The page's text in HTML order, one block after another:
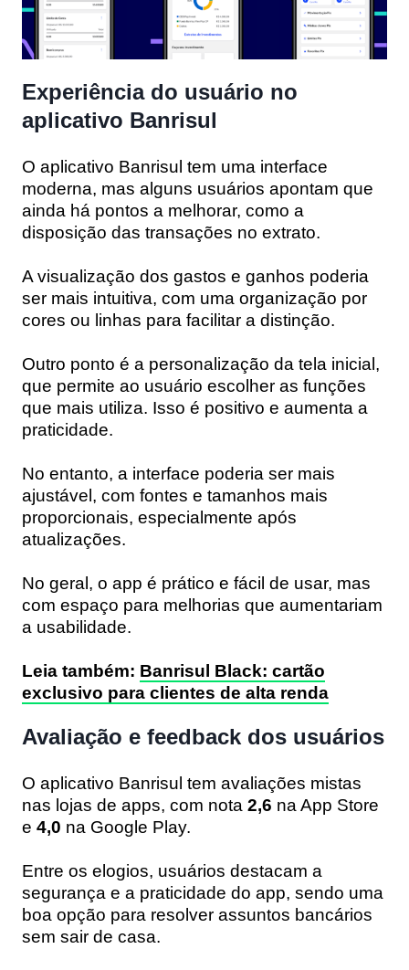
Experiência do usuário no
aplicativo Banrisul
O aplicativo Banrisul tem uma interface
moderna, mas alguns usuários apontam que
ainda há pontos a melhorar, como a
disposição das transações no extrato.
A visualização dos gastos e ganhos poderia
ser mais intuitiva, com uma organização por
cores ou linhas para facilitar a distinção.
Outro ponto é a personalização da tela inicial,
que permite ao usuário escolher as funções
que mais utiliza. Isso é positivo e aumenta a
praticidade.
No entanto, a interface poderia ser mais
ajustável, com fontes e tamanhos mais
proporcionais, especialmente após
atualizações.
No geral, o app é prático e fácil de usar, mas
com espaço para melhorias que aumentariam
a usabilidade.
Leia também: Banrisul Black: cartão
exclusivo para clientes de alta renda
Avaliação e feedback dos usuários
O aplicativo Banrisul tem avaliações mistas
nas lojas de apps, com nota 2,6 na App Store
e 4,0 na Google Play.
Entre os elogios, usuários destacam a
segurança e a praticidade do app, sendo uma
boa opção para resolver assuntos bancários
sem sair de casa.